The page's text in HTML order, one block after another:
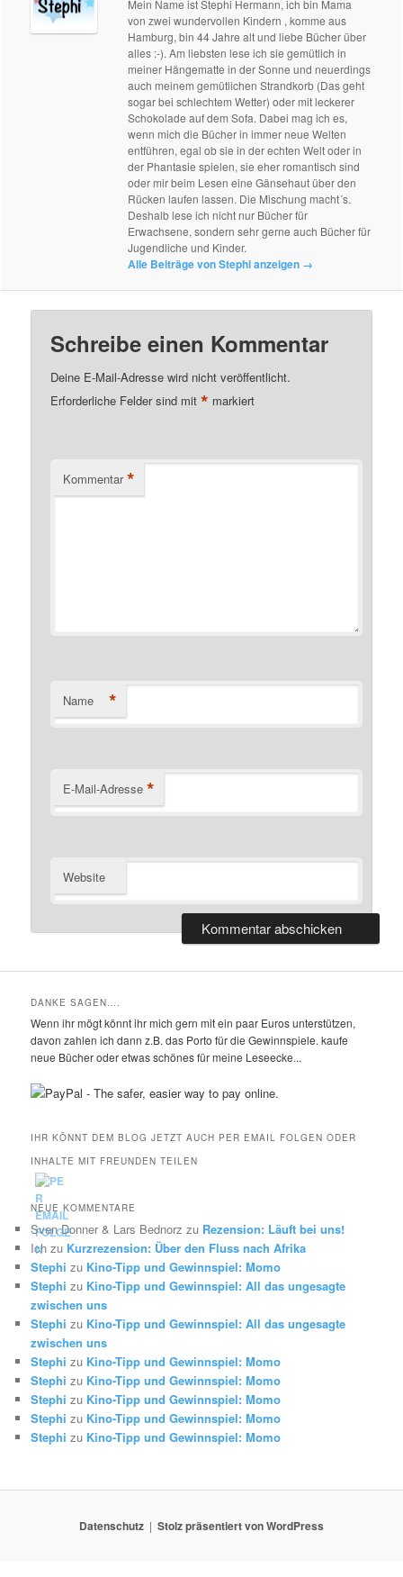
Mein Name ist Stephi Hermann, ich bin Mama
von zwei wundervollen Kindern , komme aus
Hamburg, bin 44 Jahre alt und liebe Bücher über
alles :-). Am liebsten lese ich sie gemütlich in
meiner Hängematte in der Sonne und neuerdings
auch meinem gemütlichen Strandkorb (Das geht
sogar bei schlechtem Wetter) oder mit leckerer
Schokolade auf dem Sofa. Dabei mag ich es,
wenn mich die Bücher in immer neue Welten
entführen, egal ob sie in der echten Welt oder in
der Phantasie spielen, sie eher romantisch sind
oder mir beim Lesen eine Gänsehaut über den
Rücken laufen lassen. Die Mischung macht´s.
Deshalb lese ich nicht nur Bücher für
Erwachsene, sondern sehr gerne auch Bücher für
Jugendliche und Kinder.
Alle Beiträge von Stephi anzeigen →
Schreibe einen Kommentar
Deine E-Mail-Adresse wird nicht veröffentlicht.
Erforderliche Felder sind mit* markiert
Kommentar *
Name *
E-Mail-Adresse *
Website
DANKE SAGEN….
Wenn ihr mögt könnt ihr mich gern mit ein paar Euros unterstützen,
davon zahlen ich dann z.B. das Porto für die Gewinnspiele. kaufe
neue Bücher oder etwas schönes für meine Leseecke...
IHR KÖNNT DEM BLOG JETZT AUCH PER EMAIL FOLGEN ODER
INHALTE MIT FREUNDEN TEILEN
NEUE KOMMENTARE
Sven Donner & Lars Bednorz zu Rezension: Läuft bei uns!
Ich zu Kurzrezension: Über den Fluss nach Afrika
Stephi zu Kino-Tipp und Gewinnspiel: Momo
Stephi zu Kino-Tipp und Gewinnspiel: All das ungesagte
zwischen uns
Stephi zu Kino-Tipp und Gewinnspiel: All das ungesagte
zwischen uns
Stephi zu Kino-Tipp und Gewinnspiel: Momo
Stephi zu Kino-Tipp und Gewinnspiel: Momo
Stephi zu Kino-Tipp und Gewinnspiel: Momo
Stephi zu Kino-Tipp und Gewinnspiel: Momo
Stephi zu Kino-Tipp und Gewinnspiel: Momo
Datenschutz Stolz präsentiert von WordPress